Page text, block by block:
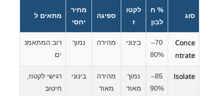
סוג
% ח
לבון
לקטו
ז
ספיגה
מחיר
יחסי
מתאים ל
Conce
ntrate
70–
80%
בינוני מהירה נמוך
רוב המתאמנ
ים
Isolate
85–
90%
נמוך
מאוד
מהירה
מאוד
בינוני
רגישי לקטוז,
חיטוב